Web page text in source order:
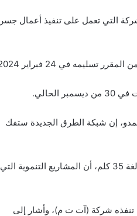
التي تعمل على تنفيذ أعمال جسر
إن شبكة الطرق الجديدة ستفك
وأضاف خلال زيارة تفقدية للاشغال الجارية بشبكة الطرق الحضرية بانواذيبو البالغة 35 كلم، أن المشاريع التنموية التي
تنفذه شركة (آت ت م)، وأشار إلى